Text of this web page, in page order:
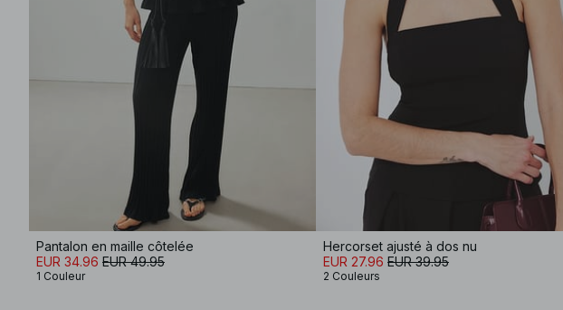
Pantalon en maille côtelée
EUR 34.96 EUR 49.95
1 Couleur
Hercorset ajusté à dos nu
EUR 27.96 EUR 39.95
2 Couleurs